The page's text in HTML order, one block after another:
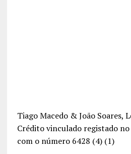
Tiago Macedo & João Soares,
Crédito vinculado registado
com o número 6428 (4) (1)